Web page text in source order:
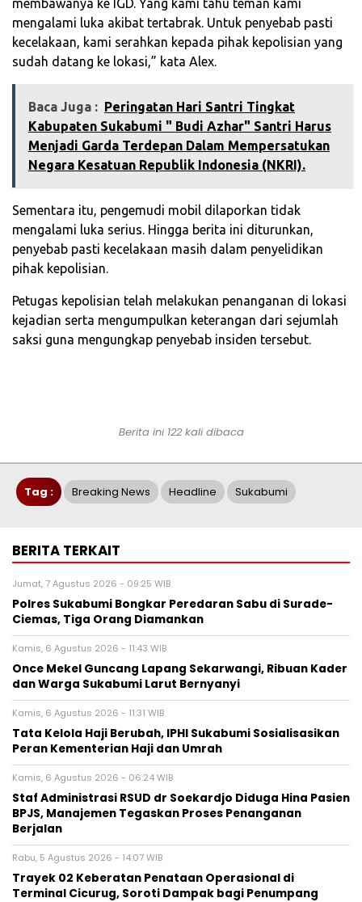
mengalami luka akibat tertabrak. Untuk penyebab pasti
kecelakaan, kami serahkan kepada pihak kepolisian yang
sudah datang ke lokasi,” kata Alex.
Baca Juga : Peringatan Hari Santri Tingkat
Kabupaten Sukabumi " Budi Azhar" Santri Harus
Menjadi Garda Terdepan Dalam Mempersatukan
Negara Kesatuan Republik Indonesia (NKRI).
Sementara itu, pengemudi mobil dilaporkan tidak
mengalami luka serius. Hingga berita ini diturunkan,
penyebab pasti kecelakaan masih dalam penyelidikan
pihak kepolisian.
Petugas kepolisian telah melakukan penanganan di lokasi
kejadian serta mengumpulkan keterangan dari sejumlah
saksi guna mengungkap penyebab insiden tersebut.
Berita ini 122 kali dibaca
Tag : Breaking News Headline Sukabumi
BERITA TERKAIT
Jumat, 7 Agustus 2026 - 09:25 WIB
Polres Sukabumi Bongkar Peredaran Sabu di Surade-
Ciemas, Tiga Orang Diamankan
Kamis, 6 Agustus 2026 - 11:43 WIB
Once Mekel Guncang Lapang Sekarwangi, Ribuan Kader
dan Warga Sukabumi Larut Bernyanyi
Kamis, 6 Agustus 2026 - 11:31 WIB
Tata Kelola Haji Berubah, IPHI Sukabumi Sosialisasikan
Peran Kementerian Haji dan Umrah
Kamis, 6 Agustus 2026 - 06:24 WIB
Staf Administrasi RSUD dr Soekardjo Diduga Hina Pasien
BPJS, Manajemen Tegaskan Proses Penanganan
Berjalan
Rabu, 5 Agustus 2026 - 14:07 WIB
‎Trayek 02 Keberatan Penataan Operasional di
Terminal Cicurug, Soroti Dampak bagi Penumpang